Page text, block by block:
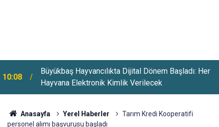
10:08
Büyükbaş Hayvancılıkta Dijital Dönem Başladı: Her
Hayvana Elektronik Kimlik Verilecek
Anasayfa Yerel Haberler
Tarım Kredi Kooperatifi
personel alımı başvurusu başladı